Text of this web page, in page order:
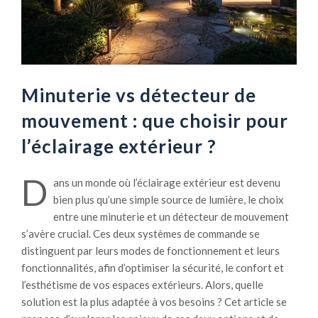
Minuterie vs détecteur de
mouvement : que choisir pour
l’éclairage extérieur ?
D ans un monde où l’éclairage extérieur est devenu
bien plus qu’une simple source de lumière, le choix
entre une minuterie et un détecteur de mouvement
s’avère crucial. Ces deux systèmes de commande se
distinguent par leurs modes de fonctionnement et leurs
fonctionnalités, afin d’optimiser la sécurité, le confort et
l’esthétisme de vos espaces extérieurs. Alors, quelle
solution est la plus adaptée à vos besoins ? Cet article se